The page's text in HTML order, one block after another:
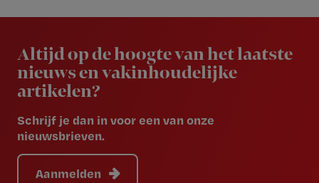
Altijd op de hoogte van het laatste
nieuws en vakinhoudelijke
artikelen?
Schrijf je dan in voor een van onze
nieuwsbrieven.
Aanmelden